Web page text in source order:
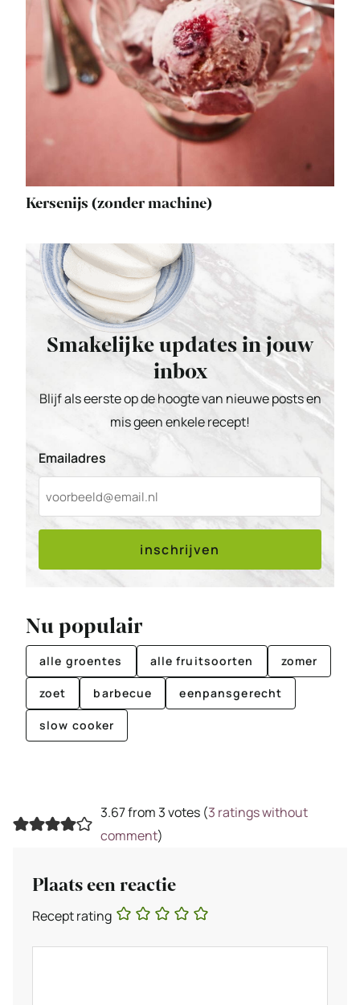
Kersenijs (zonder machine)
Smakelijke updates in jouw
inbox
Blijf als eerste op de hoogte van nieuwe posts en
mis geen enkele recept!
Emailadres
inschrijven
Nu populair
alle groentes alle fruitsoorten zomer
zoet barbecue eenpansgerecht
slow cooker
3.67 from 3 votes (3 ratings without
comment)
Plaats een reactie
Recept rating